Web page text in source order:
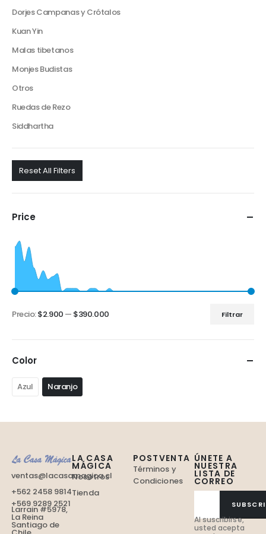
Dorjes Campanas y Crótalos
Kuan Yin
Malas tibetanos
Monjes Budistas
Otros
Ruedas de Rezo
Siddhartha
Reset All Filters
Price
Filtrar
Precio:$2.900 — $390.000
Color
Azul Naranjo
ventas@lacasamagica.cl
+562 2458 9814
+569 9289 2521
Larrain #5978,
La Reina
Santiago de
ÚNETE A
NUESTRA
LISTA DE
CORREO
Al suscribirse,
usted acepta
LA CASA
MÁGICA
Nosotros
Tienda
POSTVENTA
Términos y
Condiciones